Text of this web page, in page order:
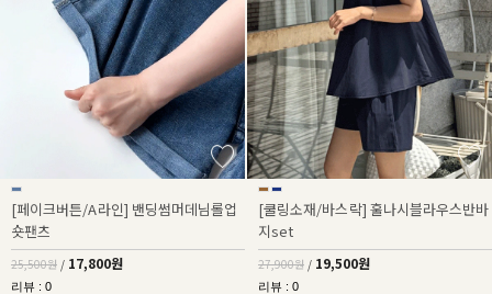
[페이크버튼/A라인] 밴딩썸머데님롤업
숏팬츠
25,500원 / 17,800원
리뷰 : 0
[쿨링소재/바스락] 훌나시블라우스반바
지set
27,900원 / 19,500원
리뷰 : 0